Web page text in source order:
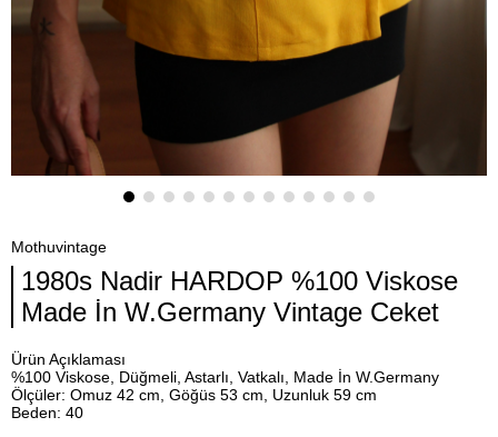
Mothuvintage
1980s Nadir HARDOP %100 Viskose
Made İn W.Germany Vintage Ceket
Ürün Açıklaması
%100 Viskose, Düğmeli, Astarlı, Vatkalı, Made İn W.Germany
Ölçüler: Omuz 42 cm, Göğüs 53 cm, Uzunluk 59 cm
Beden: 40